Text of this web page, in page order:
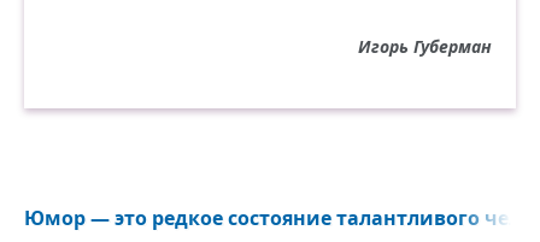
Игорь Губерман
Юмор — это редкое состояние талантливого